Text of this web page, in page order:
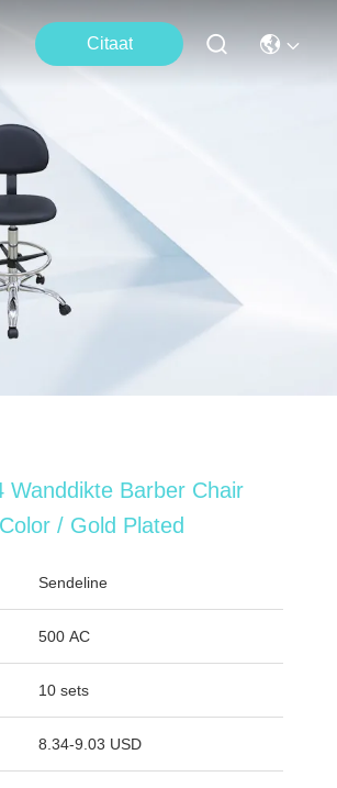
Citaat
Wanddikte Barber Chair
/ Gold Plated
Sendeline
500 AC
10 sets
8.34-9.03 USD